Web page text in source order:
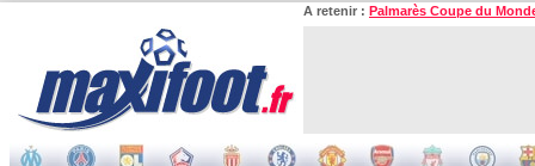
A retenir : Palmarès Coupe du